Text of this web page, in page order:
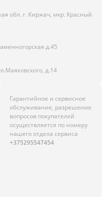
обл. г. Киржач, мкр. Красный
д.45
д.14
Гарантийное и сервисное
обслуживание, разрешение
вопросов покупателей
осуществляется по номеру
нашего отдела сервиса
+375295547454